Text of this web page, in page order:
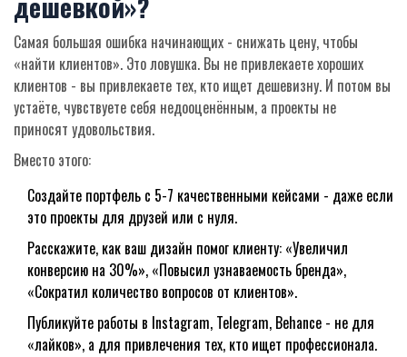
Самая большая ошибка начинающих - снижать цену, чтобы
«найти клиентов». Это ловушка. Вы не привлекаете хороших
клиентов - вы привлекаете тех, кто ищет дешевизну. И потом вы
устаёте, чувствуете себя недооценённым, а проекты не
приносят удовольствия.
Вместо этого:
Создайте портфель с 5-7 качественными кейсами - даже если
это проекты для друзей или с нуля.
Расскажите, как ваш дизайн помог клиенту: «Увеличил
конверсию на 30%», «Повысил узнаваемость бренда»,
«Сократил количество вопросов от клиентов».
Публикуйте работы в Instagram, Telegram, Behance - не для
«лайков», а для привлечения тех, кто ищет профессионала.